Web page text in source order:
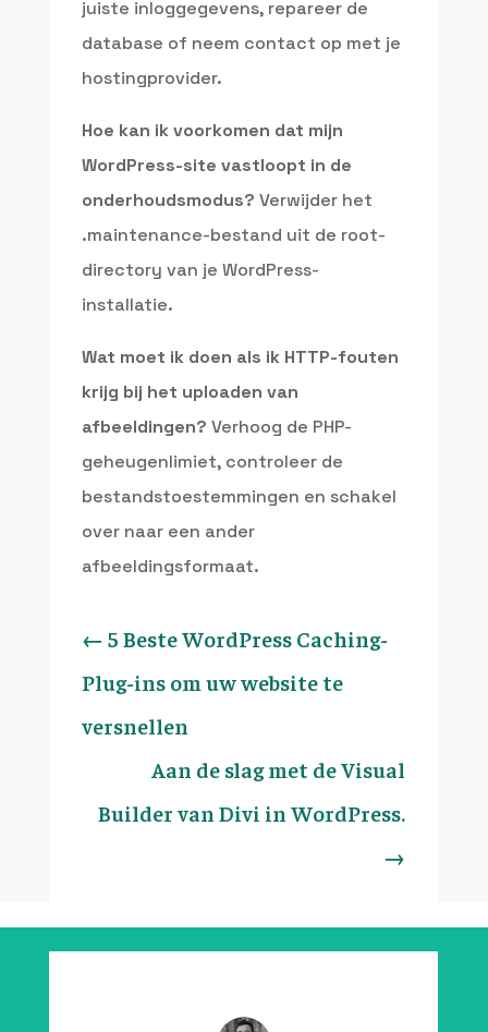
juiste inloggegevens, repareer de
database of neem contact op met je
hostingprovider.
Hoe kan ik voorkomen dat mijn
WordPress-site vastloopt in de
onderhoudsmodus? Verwijder het
.maintenance-bestand uit de root-
directory van je WordPress-
installatie.
Wat moet ik doen als ik HTTP-fouten
krijg bij het uploaden van
afbeeldingen? Verhoog de PHP-
geheugenlimiet, controleer de
bestandstoestemmingen en schakel
over naar een ander
afbeeldingsformaat.
← 5 Beste WordPress Caching-
Plug-ins om uw website te
versnellen
Aan de slag met de Visual
Builder van Divi in WordPress.
→